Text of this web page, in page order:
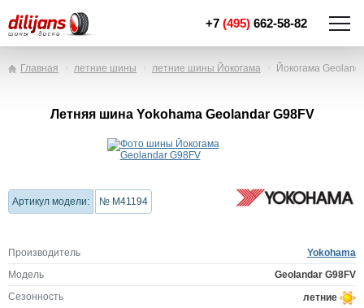
+7 (495) 662-58-82
Главная летние шины летние шины Йокогама Йокогама
Летняя шина Yokohama Geolandar G98FV
Артикул модели: № M41194
Производитель
Yokohama
Модель
Geolandar G98FV
Сезонность
летние